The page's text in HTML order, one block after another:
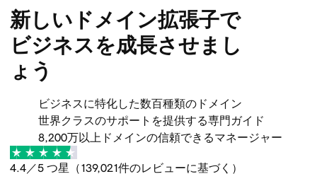
新しいドメイン拡張子で
ビジネスを成長させまし
ょう
ビジネスに特化した数百種類のドメイン
世界クラスのサポートを提供する専門ガイド
8,200万以上ドメインの信頼できるマネージャー
4.4／5 つ星（139,021件のレビューに基づく）